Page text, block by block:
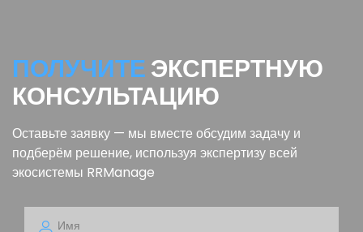
ПОЛУЧИТЕЭКСПЕРТНУЮ
КОНСУЛЬТАЦИЮ
Оставьте заявку — мы вместе обсудим задачу и
подберём решение, используя экспертизу всей
экосистемы RRManage